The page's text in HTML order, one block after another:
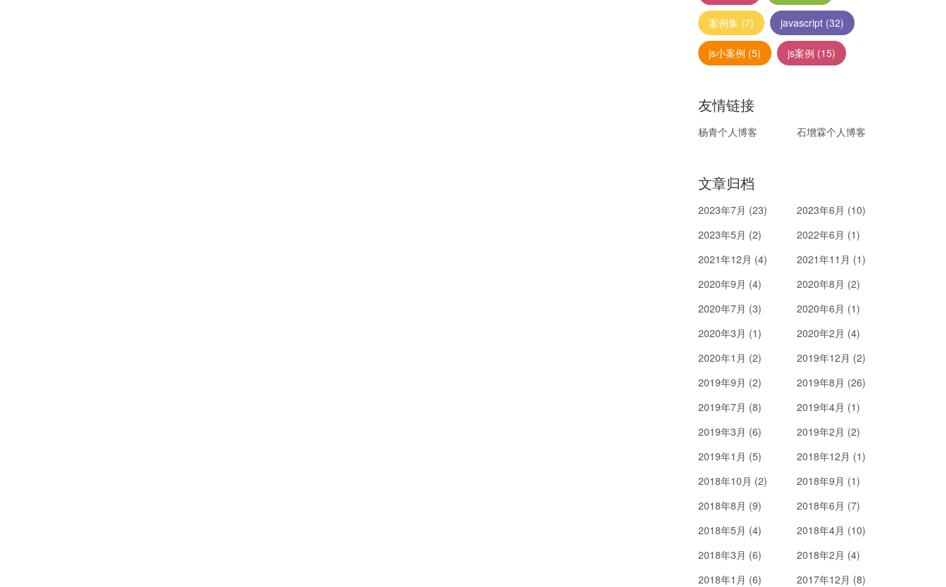
案例集 (7) javascript (32)
js小案例 (5) js案例 (15)
友情链接
杨青个人博客 石增霖个人博客
文章归档
2023年7月 (23)
2023年6月 (10)
2023年5月 (2)
2022年6月 (1)
2021年12月 (4)
2021年11月 (1)
2020年9月 (4)
2020年8月 (2)
2020年7月 (3)
2020年6月 (1)
2020年3月 (1)
2020年2月 (4)
2020年1月 (2)
2019年12月 (2)
2019年9月 (2)
2019年8月 (26)
2019年7月 (8)
2019年4月 (1)
2019年3月 (6)
2019年2月 (2)
2019年1月 (5)
2018年12月 (1)
2018年10月 (2)
2018年9月 (1)
2018年8月 (9)
2018年6月 (7)
2018年5月 (4)
2018年4月 (10)
2018年3月 (6)
2018年2月 (4)
2018年1月 (6)
2017年12月 (8)